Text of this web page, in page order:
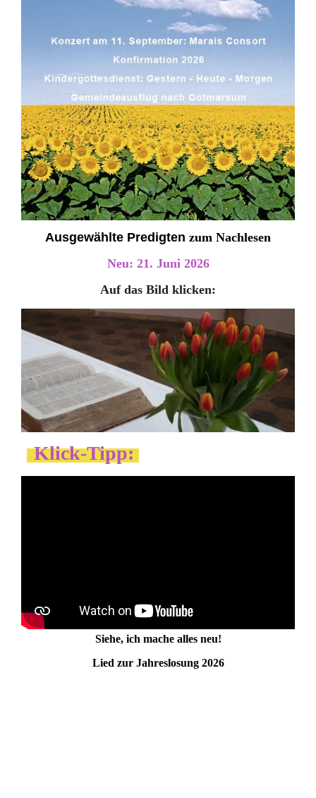
Ausgewählte Predigten zum Nachlesen
Neu: 21. Juni 2026
Auf das Bild klicken:
Klick-Tipp:
Siehe, ich mache alles neu!
Lied zur Jahreslosung 2026